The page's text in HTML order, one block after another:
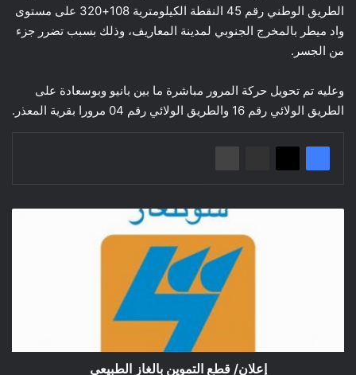
الطريق الوطني رقم 45 النقطة الكيلومترية 108+320 على مستوى
واد ميطر بالمخرج الجنوبي لمدينة المعاريف، وذلك بسبب تضرر جزء
من الجسر.
وعليه تم تحويل حركة المرور مباشرة ما بين بانيو وبوسعادة على
الطريق الولائي رقم 16 والطريق الولائي رقم 04 مرورا بقرية المعذر.
إعلان/ قطع التموين بالغاز الطبيعي